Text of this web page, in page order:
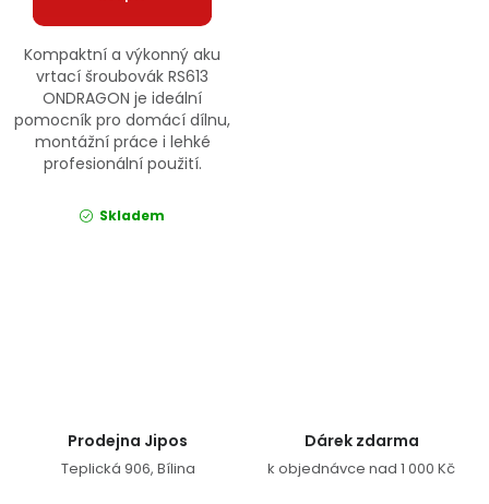
Kompaktní a výkonný aku
vrtací šroubovák RS613
ONDRAGON je ideální
pomocník pro domácí dílnu,
montážní práce i lehké
profesionální použití.
Skladem
Prodejna Jipos
Teplická 906, Bílina
Dárek zdarma
k objednávce nad 1 000 Kč